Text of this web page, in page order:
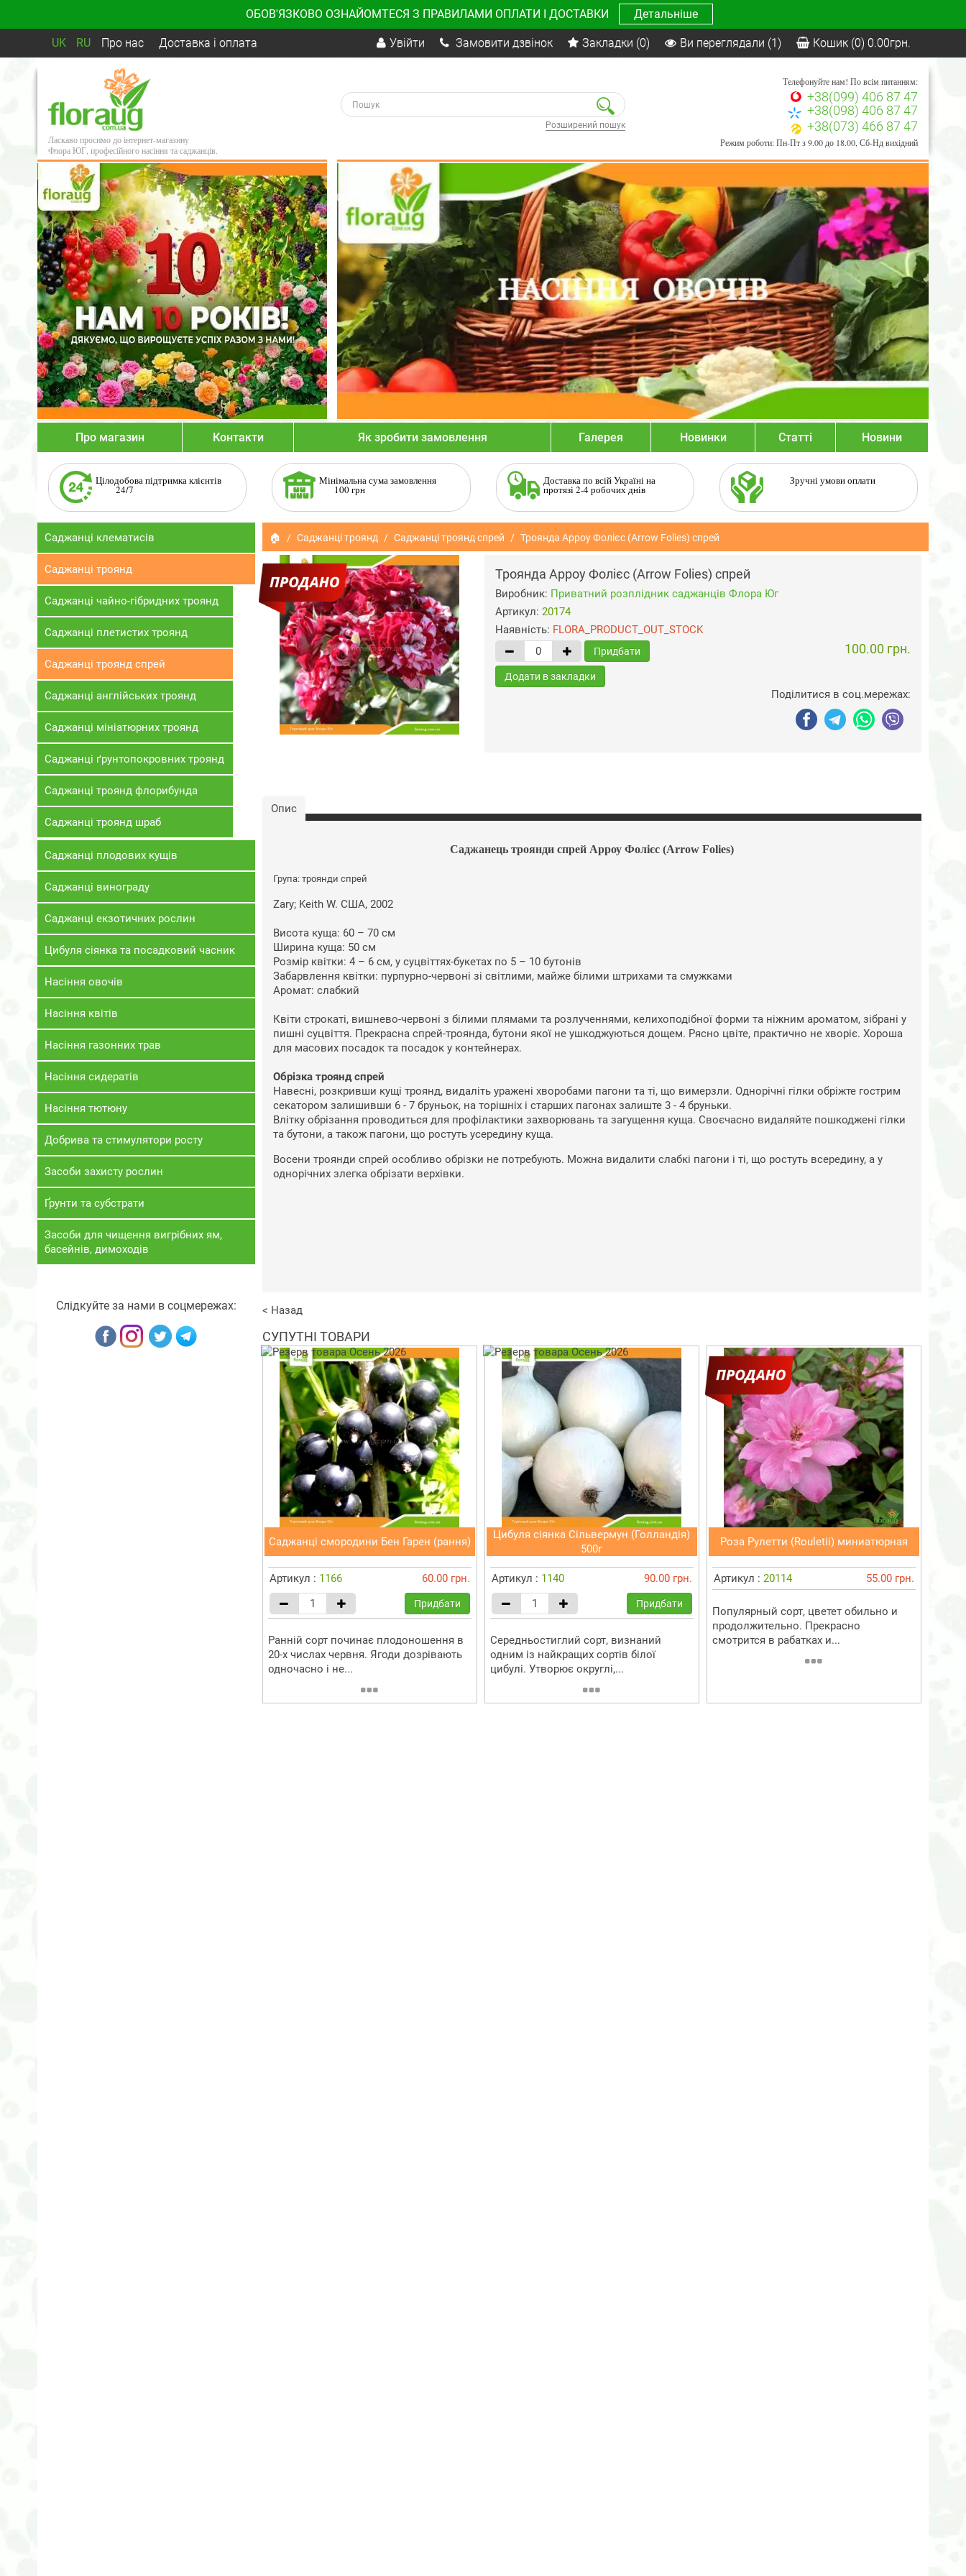
ОБОВ'ЯЗКОВО ОЗНАЙОМТЕСЯ З ПРАВИЛАМИ ОПЛАТИ І ДОСТАВКИ Детальніше
UK RU Про нас Доставка і оплата Увійти Замовити дзвінок Закладки (0) Ви переглядали (1) Кошик (0) 0.00грн.
Ласкаво просимо до інтернет-магазину
Флора ЮГ, професійного насіння та саджанців.
Розширений пошук
Телефонуйте нам! По всім питанням:
+38(099) 406 87 47
+38(098) 406 87 47
+38(073) 466 87 47
Режим роботи: Пн-Пт з 9.00 до 18.00, Сб-Нд вихідний
Про магазин Контакти Як зробити замовлення Галерея Новинки Статті Новини
Цілодобова підтримка клієнтів
24/7
Мінімальна сума замовлення
100 грн
Доставка по всій Україні на
протязі 2-4 робочих днів
Зручні умови оплати
Саджанці клематисів
Саджанці троянд
Саджанці чайно-гібридних троянд
Саджанці плетистих троянд
Саджанці троянд спрей
Саджанці англійських троянд
Саджанці мініатюрних троянд
Саджанці ґрунтопокровних троянд
Саджанці троянд флорибунда
Саджанці троянд шраб
Саджанці плодових кущів
Саджанці винограду
Саджанці екзотичних рослин
Цибуля сіянка та посадковий часник
Насіння овочів
Насіння квітів
Насіння газонних трав
Насіння сидератів
Насіння тютюну
Добрива та стимулятори росту
Засоби захисту рослин
Ґрунти та субстрати
Засоби для чищення вигрібних ям,
басейнів, димоходів
Слідкуйте за нами в соцмережах:
🏠 Саджанці троянд Саджанці троянд спрей Троянда Арроу Фолієс (Arrow Folies) спрей
Троянда Арроу Фолієс (Arrow Folies) спрей
Виробник: Приватний розплідник саджанців Флора Юг
Артикул: 20174
Наявність: FLORA_PRODUCT_OUT_STOCK
Придбати 100.00 грн.
Додати в закладки
Поділитися в соц.мережах:
Опис
Саджанець троянди спрей Арроу Фолієс (Arrow Folies)
Група: троянди спрей
Zary; Keith W. США, 2002
Висота куща: 60 ​​– 70 см
Ширина куща: 50 см
Розмір квітки: 4 – 6 см, у суцвіттях-букетах по 5 – 10 бутонів
Забарвлення квітки: пурпурно-червоні зі світлими, майже білими штрихами та смужками
Аромат: слабкий
Квіти строкаті, вишнево-червоні з білими плямами та розлученнями, келихоподібної форми та ніжним ароматом, зібрані у
пишні суцвіття. Прекрасна спрей-троянда, бутони якої не ушкоджуються дощем. Рясно цвіте, практично не хворіє. Хороша
для масових посадок та посадок у контейнерах.
Обрізка троянд спрей
Навесні, розкривши кущі троянд, видаліть уражені хворобами пагони та ті, що вимерзли. Однорічні гілки обріжте гострим
секатором залишивши 6 - 7 бруньок, на торішніх і старших пагонах залиште 3 - 4 бруньки.
Влітку обрізання проводиться для профілактики захворювань та загущення куща. Своєчасно видаляйте пошкоджені гілки
та бутони, а також пагони, що ростуть усередину куща.
Восени троянди спрей особливо обрізки не потребують. Можна видалити слабкі пагони і ті, що ростуть всередину, а у
однорічних злегка обрізати верхівки.
< Назад
СУПУТНІ ТОВАРИ
Саджанці смородини Бен Гарен (рання)
Артикул : 1166 60.00 грн.
Придбати
Ранній сорт починає плодоношення в
20-х числах червня. Ягоди дозрівають
одночасно і не...
Цибуля сіянка Сільвермун (Голландія)
500г
Артикул : 1140 90.00 грн.
Придбати
Середньостиглий сорт, визнаний
одним із найкращих сортів білої
цибулі. Утворює округлі,...
Роза Рулетти (Rouletii) миниатюрная
Артикул : 20114 55.00 грн.
Популярный сорт, цветет обильно и
продолжительно. Прекрасно
смотрится в рабатках и...